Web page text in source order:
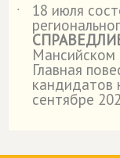
˙
18 июля
Мансийском
Главная
кандидатов
сентябре